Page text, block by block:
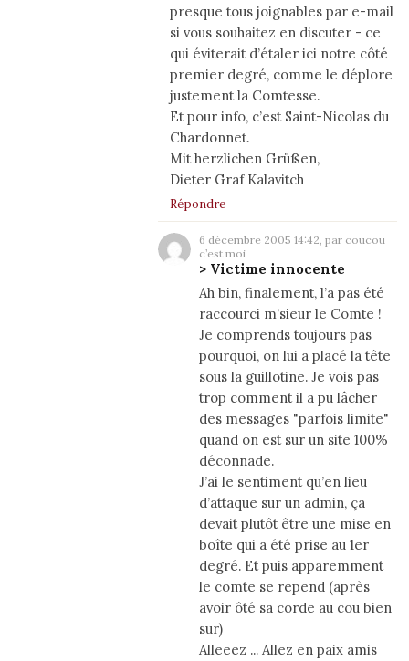
presque tous joignables par e-mail
si vous souhaitez en discuter - ce
qui éviterait d’étaler ici notre côté
premier degré, comme le déplore
justement la Comtesse.
Et pour info, c’est Saint-Nicolas du
Chardonnet.
Mit herzlichen Grüßen,
Dieter Graf Kalavitch
Répondre
6 décembre 2005 14:42, par coucou
c’est moi
> Victime innocente
Ah bin, finalement, l’a pas été
raccourci m’sieur le Comte !
Je comprends toujours pas
pourquoi, on lui a placé la tête
sous la guillotine. Je vois pas
trop comment il a pu lâcher
des messages "parfois limite"
quand on est sur un site 100%
déconnade.
J’ai le sentiment qu’en lieu
d’attaque sur un admin, ça
devait plutôt être une mise en
boîte qui a été prise au 1er
degré. Et puis apparemment
le comte se repend (après
avoir ôté sa corde au cou bien
sur)
Alleeez ... Allez en paix amis